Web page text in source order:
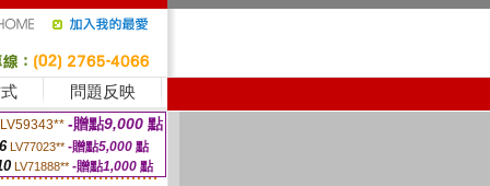
問題反映
LV59343** -贈點9,000 點
LV77023** -贈點5,000點
LV71888** -贈點1,000 點